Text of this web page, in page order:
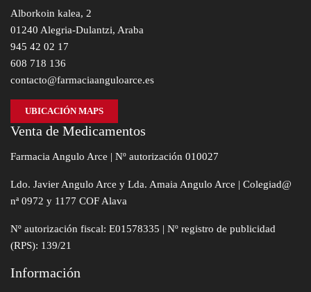
Alborkoin kalea, 2
01240 Alegria-Dulantzi, Araba
945 42 02 17
608 718 136
contacto@farmaciaanguloarce.es
UBICACIÓN MAPS
Venta de Medicamentos
Farmacia Angulo Arce | Nº autorización 010027
Ldo. Javier Angulo Arce y Lda. Amaia Angulo Arce | Colegiad@
nª 0972 y 1177 COF Alava
Nº autorización fiscal: E01578335 | Nº registro de publicidad
(RPS): 139/21
Información